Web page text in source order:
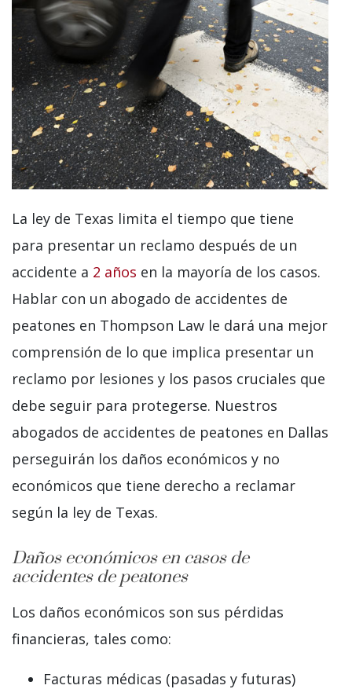
La ley de Texas limita el tiempo que tiene
para presentar un reclamo después de un
accidente a 2 años en la mayoría de los casos.
Hablar con un abogado de accidentes de
peatones en Thompson Law le dará una mejor
comprensión de lo que implica presentar un
reclamo por lesiones y los pasos cruciales que
debe seguir para protegerse. Nuestros
abogados de accidentes de peatones en Dallas
perseguirán los daños económicos y no
económicos que tiene derecho a reclamar
según la ley de Texas.
Daños económicos en casos de
accidentes de peatones
Los daños económicos son sus pérdidas
financieras, tales como:
Facturas médicas (pasadas y futuras)